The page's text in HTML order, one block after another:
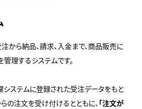
から納品、請求、入金まで、商品販売に
理するシステムです。
ステムに登録された受注データをもと
の注文を受け付けるとともに、 「注文が